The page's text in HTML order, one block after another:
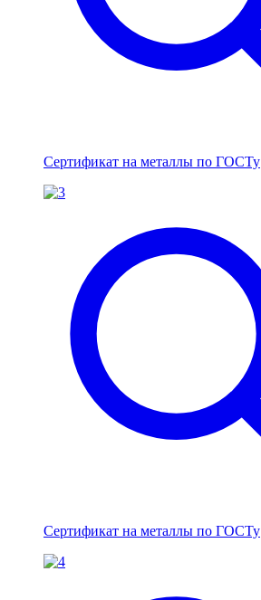
Сертификат на металлы по ГОСТу
Сертификат на металлы по ГОСТу